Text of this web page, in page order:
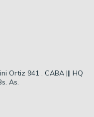
Ortiz 941 , CABA ||| HQ
As.